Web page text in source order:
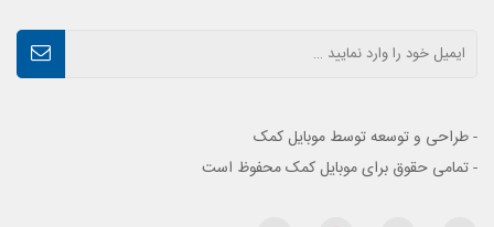
- طراحی و توسعه توسط موبایل کمک
- تمامی حقوق برای موبایل کمک محفوظ است